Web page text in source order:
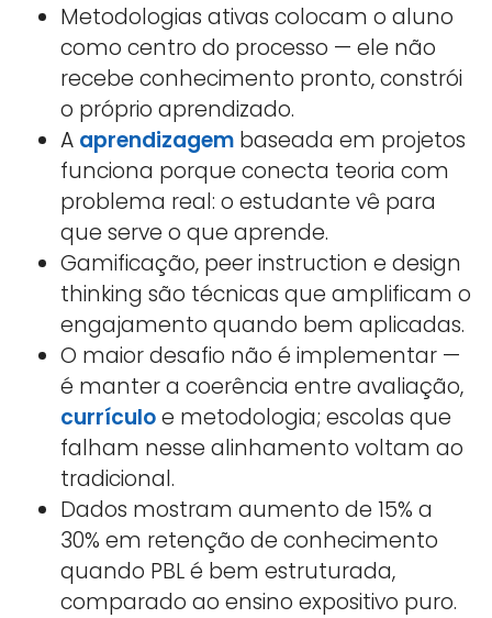
Metodologias ativas colocam o aluno
como centro do processo — ele não
recebe conhecimento pronto, constrói
o próprio aprendizado.
A aprendizagem baseada em projetos
funciona porque conecta teoria com
problema real: o estudante vê para
que serve o que aprende.
Gamificação, peer instruction e design
thinking são técnicas que amplificam o
engajamento quando bem aplicadas.
O maior desafio não é implementar —
é manter a coerência entre avaliação,
currículoe metodologia; escolas que
falham nesse alinhamento voltam ao
tradicional.
Dados mostram aumento de 15% a
30% em retenção de conhecimento
quando PBL é bem estruturada,
comparado ao ensino expositivo puro.